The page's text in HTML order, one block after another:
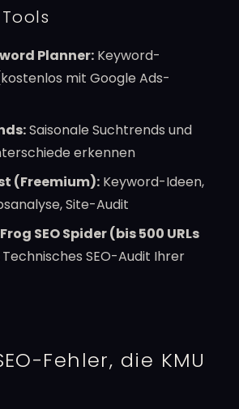
Planner: Keyword-
mit Google Ads-
Saisonale Suchtrends und
erkennen
(Freemium): Keyword-Ideen,
Site-Audit
SEO Spider (bis 500 URLs
Technisches SEO-Audit Ihrer
Fehler, die KMU